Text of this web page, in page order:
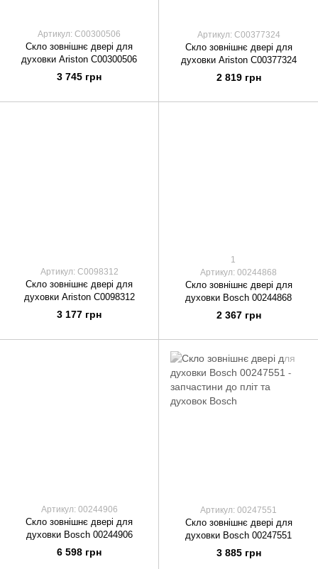
Артикул: C00300506
Скло зовнішнє двері для
духовки Ariston C00300506
3 745 грн
Артикул: C00377324
Скло зовнішнє двері для
духовки Ariston C00377324
2 819 грн
Артикул: C0098312
Скло зовнішнє двері для
духовки Ariston C0098312
3 177 грн
1
Артикул: 00244868
Скло зовнішнє двері для
духовки Bosch 00244868
2 367 грн
Артикул: 00244906
Скло зовнішнє двері для
духовки Bosch 00244906
6 598 грн
Артикул: 00247551
Скло зовнішнє двері для
духовки Bosch 00247551
3 885 грн